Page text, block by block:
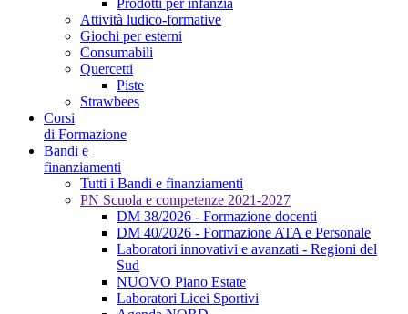
Attività ludico-formative
Giochi per esterni
Consumabili
Quercetti
Piste
Strawbees
Corsi
di Formazione
Bandi e
finanziamenti
Tutti i Bandi e finanziamenti
PN Scuola e competenze 2021-2027
DM 38/2026 - Formazione docenti
DM 40/2026 - Formazione ATA e Personale
Laboratori innovativi e avanzati - Regioni del
Sud
NUOVO Piano Estate
Laboratori Licei Sportivi